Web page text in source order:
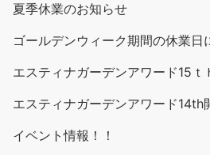
夏季休業のお知らせ
ゴールデンウィーク期間の休業日
エスティナガーデンアワード15ｔ
エスティナガーデンアワード14th
イベント情報！！